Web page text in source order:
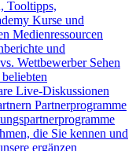
Tooltipps,
Kurse und
Medienressourcen
und
Wettbewerber Sehen
Live-Diskussionen
Partnerprogramme
die Sie kennen und
ergänzen